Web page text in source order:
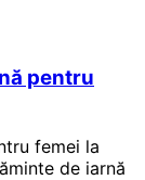
pentru
femei la
de iarnă